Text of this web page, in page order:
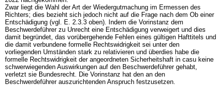
Zwar liegt die Wahl der Art der Wiedergutmachung im Ermessen des
Richters; dies bezieht sich jedoch nicht auf die Frage nach dem Ob einer
Entschädigung (vgl. E. 2.3.3 oben). Indem die Vorinstanz dem
Beschwerdeführer zu Unrecht eine Entschädigung verweigert und dies
damit begründet, das vorübergehende Fehlen eines gültigen Hafttitels und
die damit verbundene formelle Rechtswidrigkeit sei unter den
vorliegenden Umständen stark zu relativieren und überdies habe die
formelle Rechtswidrigkeit der angeordneten Sicherheitshaft in casu keine
schwerwiegenden Auswirkungen auf den Beschwerdeführer gehabt,
verletzt sie Bundesrecht. Die Vorinstanz hat den an den
Beschwerdeführer auszurichtenden Anspruch festzusetzen.